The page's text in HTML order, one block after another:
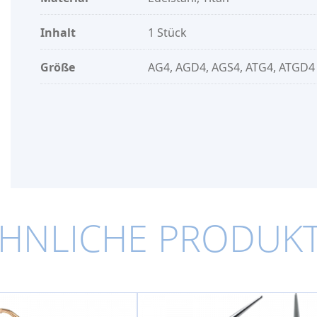
Inhalt 1 Stück
Größe AG4, AGD4, AGS4, ATG4, ATGD4